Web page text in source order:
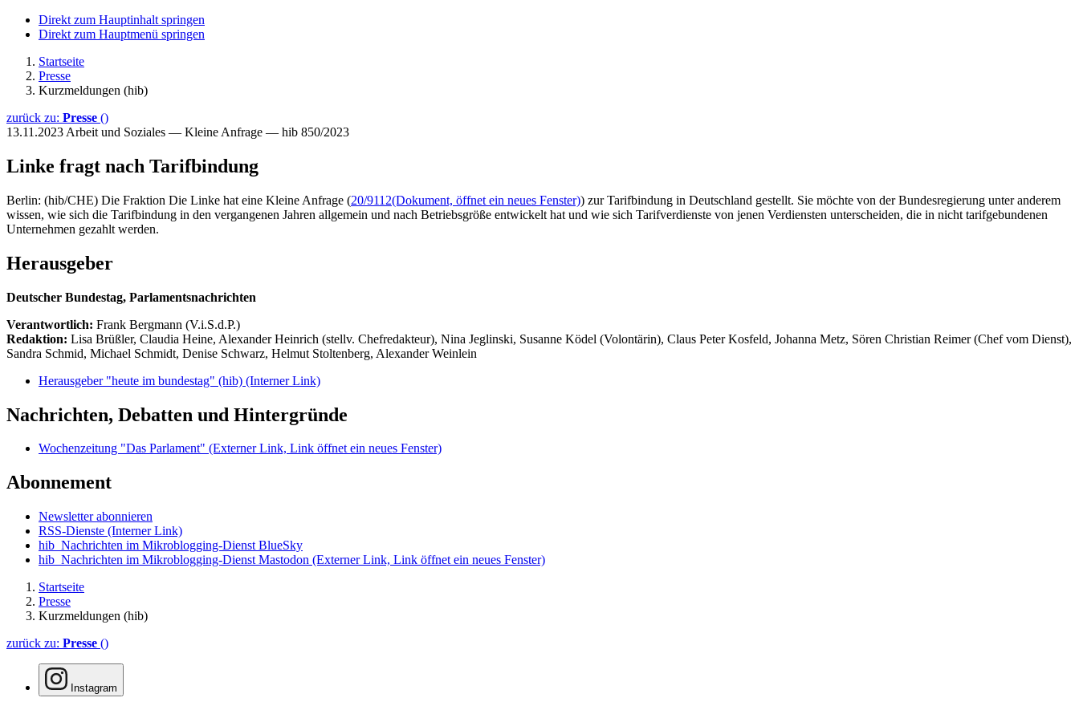
Direkt zum Hauptinhalt springen
Direkt zum Hauptmenü springen
Startseite
Presse
Kurzmeldungen (hib)
zurück zu: Presse ()
13.11.2023 Arbeit und Soziales — Kleine Anfrage — hib 850/2023
Linke fragt nach Tarifbindung
Berlin: (hib/CHE) Die Fraktion Die Linke hat eine Kleine Anfrage (20/9112(Dokument, öffnet ein neues Fenster)) zur Tarifbindung in Deutschland gestellt. Sie möchte von der Bundesregierung unter anderem
wissen, wie sich die Tarifbindung in den vergangenen Jahren allgemein und nach Betriebsgröße entwickelt hat und wie sich Tarifverdienste von jenen Verdiensten unterscheiden, die in nicht tarifgebundenen
Unternehmen gezahlt werden.
Herausgeber
Deutscher Bundestag, Parlamentsnachrichten
Verantwortlich: Frank Bergmann (V.i.S.d.P.)
Redaktion: Lisa Brüßler, Claudia Heine, Alexander Heinrich (stellv. Chefredakteur), Nina Jeglinski, Susanne Ködel (Volontärin), Claus Peter Kosfeld, Johanna Metz, Sören Christian Reimer (Chef vom Dienst),
Sandra Schmid, Michael Schmidt, Denise Schwarz, Helmut Stoltenberg, Alexander Weinlein
Herausgeber "heute im bundestag" (hib) (Interner Link)
Nachrichten, Debatten und Hintergründe
Wochenzeitung "Das Parlament" (Externer Link, Link öffnet ein neues Fenster)
Abonnement
Newsletter abonnieren
RSS-Dienste (Interner Link)
hib_Nachrichten im Mikroblogging-Dienst BlueSky
hib_Nachrichten im Mikroblogging-Dienst Mastodon (Externer Link, Link öffnet ein neues Fenster)
Startseite
Presse
Kurzmeldungen (hib)
zurück zu: Presse ()
Instagram